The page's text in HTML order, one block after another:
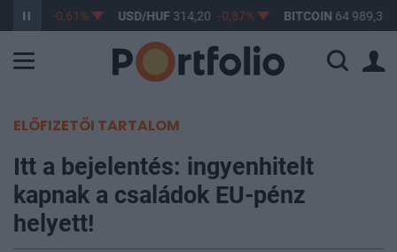
363,17 -0,61% USD/HUF314,20 -0,87% BITCOIN 64 989,39
ELŐFIZETŐI TARTALOM
Itt a bejelentés: ingyenhitelt
kapnak a családok EU-pénz
helyett!